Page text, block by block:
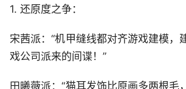
1. 还原度之争：
宋茜派：“机甲缝线都对齐游戏建模，
戏公司派来的间谍！”
田曦薇派：“猫耳发饰比原画多两根毛